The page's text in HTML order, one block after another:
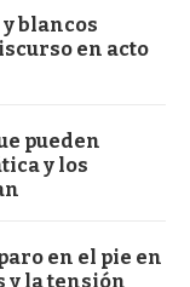
blancos
en acto
pueden
y los
en el pie en
y la tensión